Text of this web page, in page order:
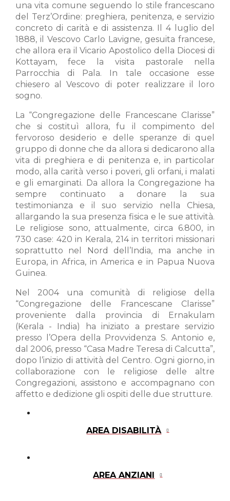
una vita comune seguendo lo stile francescano
del Terz’Ordine: preghiera, penitenza, e servizio
concreto di carità e di assistenza. Il 4 luglio del
1888, il Vescovo Carlo Lavigne, gesuita francese,
che allora era il Vicario Apostolico della Diocesi di
Kottayam, fece la visita pastorale nella
Parrocchia di Pala. In tale occasione esse
chiesero al Vescovo di poter realizzare il loro
sogno.
La “Congregazione delle Francescane Clarisse”
che si costituì allora, fu il compimento del
fervoroso desiderio e delle speranze di quel
gruppo di donne che da allora si dedicarono alla
vita di preghiera e di penitenza e, in particolar
modo, alla carità verso i poveri, gli orfani, i malati
e gli emarginati. Da allora la Congregazione ha
sempre continuato a donare la sua
testimonianza e il suo servizio nella Chiesa,
allargando la sua presenza fisica e le sue attività.
Le religiose sono, attualmente, circa 6.800, in
730 case: 420 in Kerala, 214 in territori missionari
soprattutto nel Nord dell’India, ma anche in
Europa, in Africa, in America e in Papua Nuova
Guinea.
Nel 2004 una comunità di religiose della
“Congregazione delle Francescane Clarisse”
proveniente dalla provincia di Ernakulam
(Kerala - India) ha iniziato a prestare servizio
presso l’Opera della Provvidenza S. Antonio e,
dal 2006, presso “Casa Madre Teresa di Calcutta”,
dopo l’inizio di attività del Centro. Ogni giorno, in
collaborazione con le religiose delle altre
Congregazioni, assistono e accompagnano con
affetto e dedizione gli ospiti delle due strutture.
AREA DISABILITÀ
AREA ANZIANI